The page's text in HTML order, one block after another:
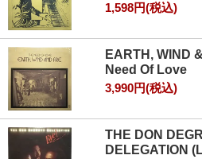
1,598円(税込)
EARTH, WIND
Need Of Love
3,990円(税込)
THE DON
DELEGATION